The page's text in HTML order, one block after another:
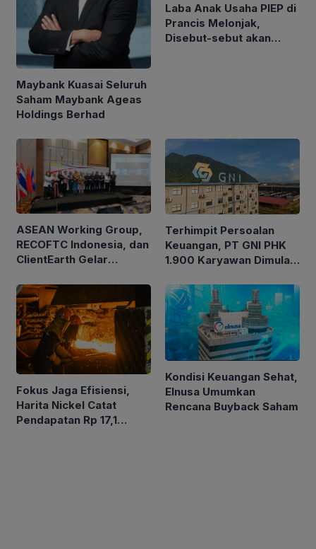
Maybank Kuasai Seluruh
Saham Maybank Ageas
Holdings Berhad
Laba Anak Usaha PIEP di
Prancis Melonjak,
Disebut-sebut akan
ASEAN Working Group,
RECOFTC Indonesia, dan
ClientEarth Gelar
untuk Memperkuat Tata
Kelola Perhutanan Sosial
Terhimpit Persoalan
Keuangan, PT GNI PHK
1.900 Karyawan Dimulai
Fokus Jaga Efisiensi,
Harita Nickel Catat
Pendapatan Rp 17,1
Kondisi Keuangan Sehat,
Elnusa Umumkan
Rencana Buyback Saham